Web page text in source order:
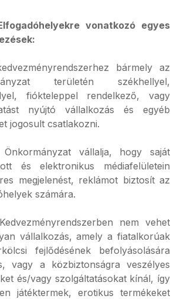
vonatkozó egyes
bármely az
területén székhellyel,
fiókteleppel rendelkező, vagy
nyújtó vállalkozás és egyéb
jogosult csatlakozni.
vállalja, hogy saját
és elektronikus médiafelületein
megjelenést, reklámot biztosít az
számára.
nem vehet
vállalkozás, amely a fiatalkorúak
fejlődésének befolyásolására
vagy a közbiztonságra veszélyes
és/vagy szolgáltatásokat kínál, így
játéktermek, erotikus termékeket